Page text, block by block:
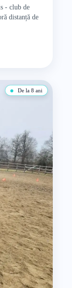
- club de
distanță de
De la 8 ani